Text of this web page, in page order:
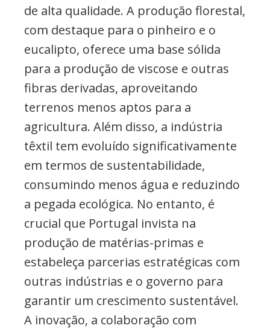
de alta qualidade. A produção florestal,
com destaque para o pinheiro e o
eucalipto, oferece uma base sólida
para a produção de viscose e outras
fibras derivadas, aproveitando
terrenos menos aptos para a
agricultura. Além disso, a indústria
têxtil tem evoluído significativamente
em termos de sustentabilidade,
consumindo menos água e reduzindo
a pegada ecológica. No entanto, é
crucial que Portugal invista na
produção de matérias-primas e
estabeleça parcerias estratégicas com
outras indústrias e o governo para
garantir um crescimento sustentável.
A inovação, a colaboração com